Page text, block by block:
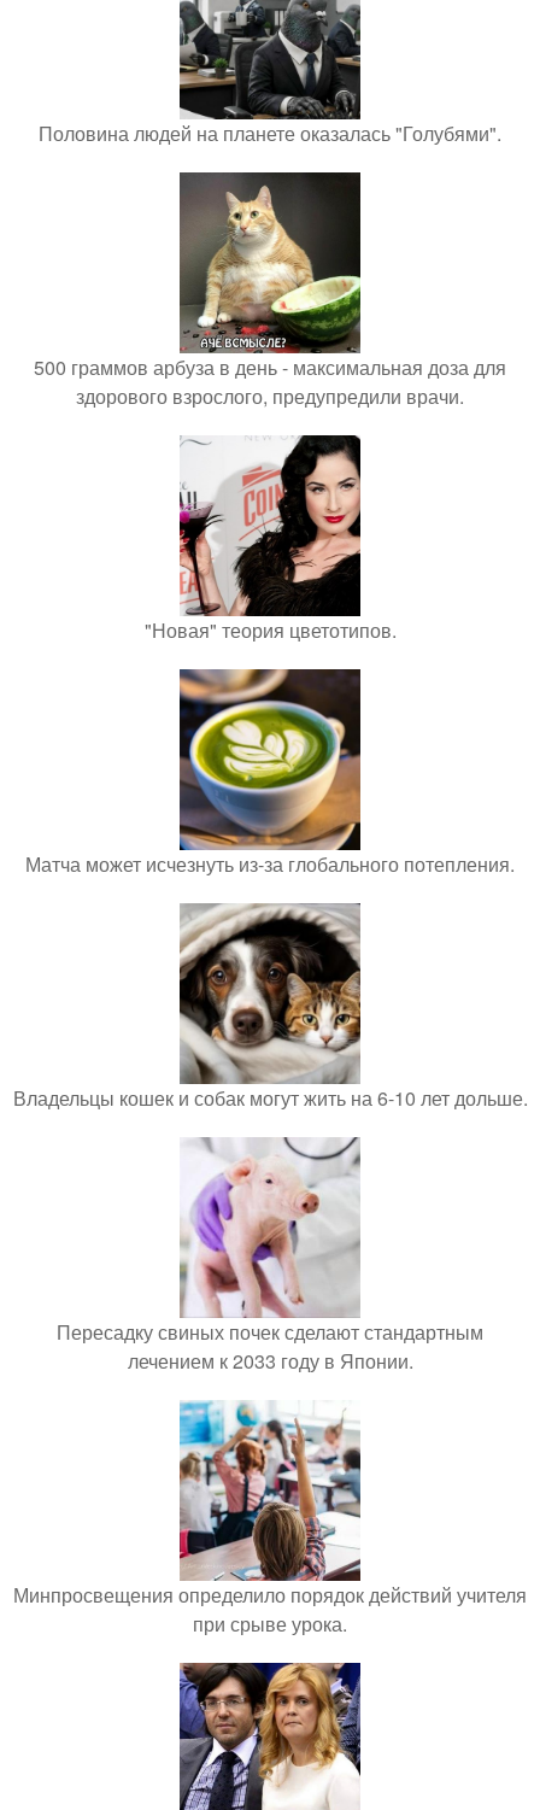
Половина людей на планете оказалась "Голубями".
500 граммов арбуза в день - максимальная доза для
здорового взрослого, предупредили врачи.
"Новая" теория цветотипов.
Матча может исчезнуть из-за глобального потепления.
Владельцы кошек и собак могут жить на 6-10 лет дольше.
Пересадку свиных почек сделают стандартным
лечением к 2033 году в Японии.
Минпросвещения определило порядок действий учителя
при срыве урока.